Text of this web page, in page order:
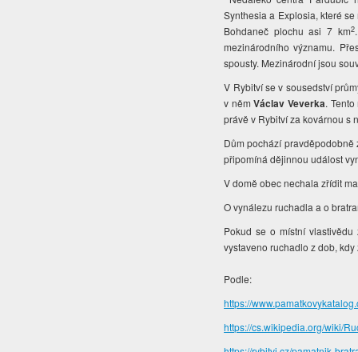
Synthesia a Explosia, které
Bohdaneč plochu asi 7 km2
mezinárodního významu.
spousty. Mezinárodní jsou
V Rybitví se v sousedství
v němVáclav Veverka.
právě v Rybitví za kovárnou s
Dům pochází
připomíná dějinnou událost
V domě obec nechala zřídit
O vynálezu ruchadla a o
Pokud se o místní
vystaveno ruchadlo z dob,
Podle:
https://
https://cs.wikipedia.org/wiki/